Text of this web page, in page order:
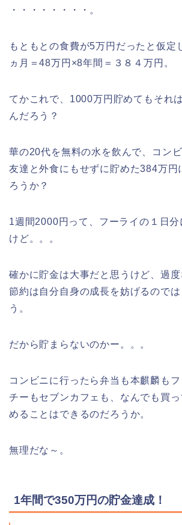
・・・・・・・・。
もともとの食費が5万円だったと仮定
ヵ月＝48万円×8年間＝３８４万円。
てかこれで、1000万円貯めてもそれ
んだろう？
華の20代を無料の水を飲んで、コンビ
友達と外食にもせずに貯めた384万円
ろうか？
1週間2000円って、フーライの１日分
けど。。。
確かに貯金は大事だと思うけど、過
節約は自分自身の成長を妨げるのでは
う。
だから貯まらないのかー。。。
コンビニに行ったら弁当も本麒麟も
チーもセブンカフェも、なんでも買
めることはできるのだろうか。
無理だな～。
1年間で350万円の貯金達成！